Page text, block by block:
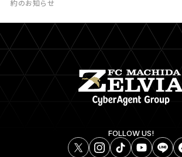
約のお知らせ
FOLLOW US!